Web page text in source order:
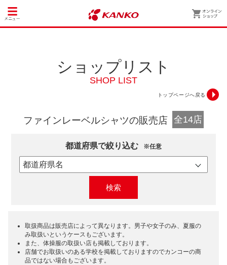
ショップリスト
SHOP LIST
トップページへ戻る
ファインレーベルシャツの販売店 全14店
都道府県で絞り込む ※任意
検索
取扱商品は販売店によって異なります。男子や女子のみ、夏服の
み取扱いというケースもございます。
また、体操服の取扱い店も掲載しております。
店舗でお取扱いのある学校を掲載しておりますのでカンコーの商
品ではない場合もございます。